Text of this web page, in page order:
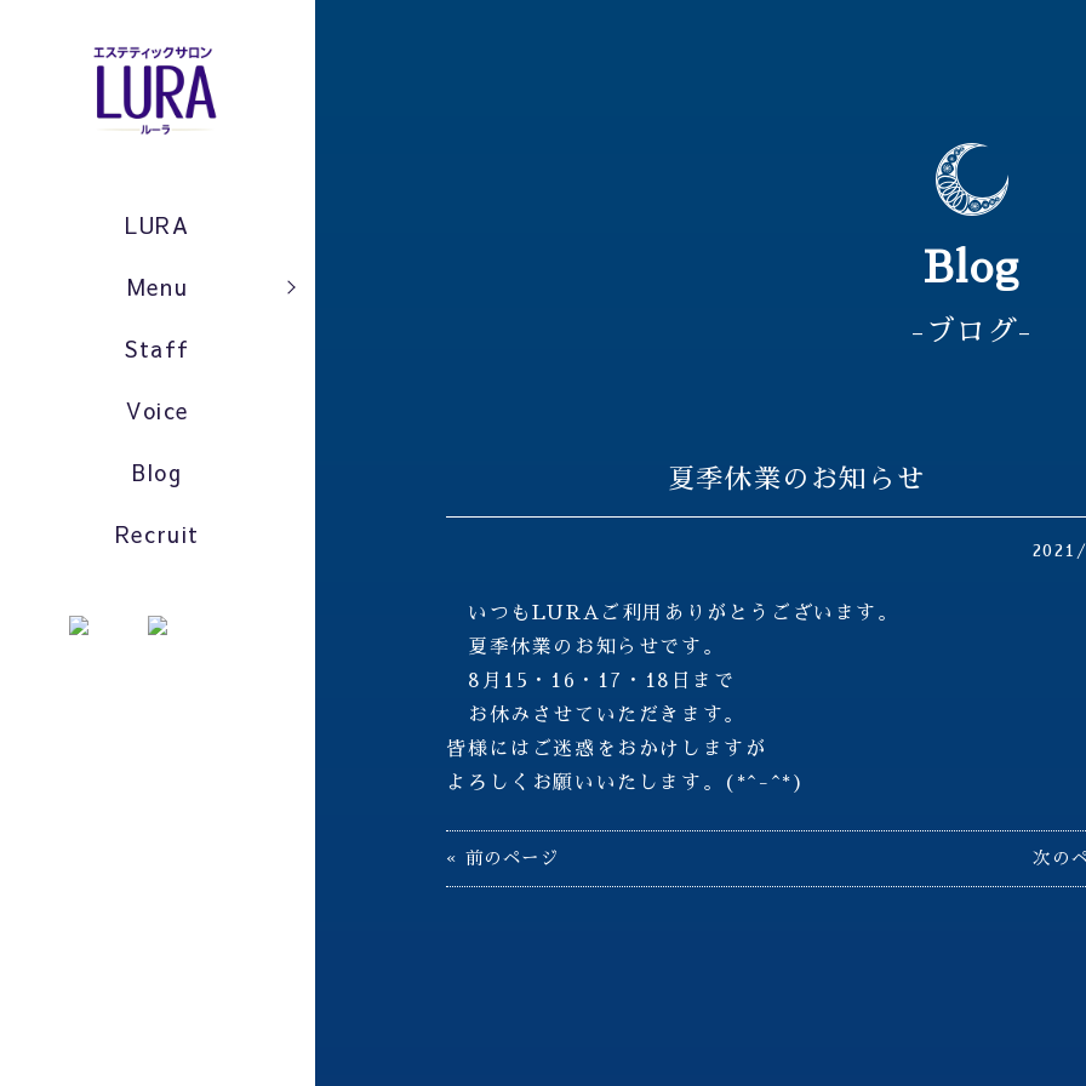
LURA
Menu
Staff
Voice
Blog
Recruit
Blog
-ブログ-
夏季休業のお知らせ
いつもLURAご利用ありがとうございます。
夏季休業のお知らせです。
8月15・16・17・18日まで
お休みさせていただきます。
皆様にはご迷惑をおかけしますが
よろしくお願いいたします。(*^-^*)
« 前のページ 次の